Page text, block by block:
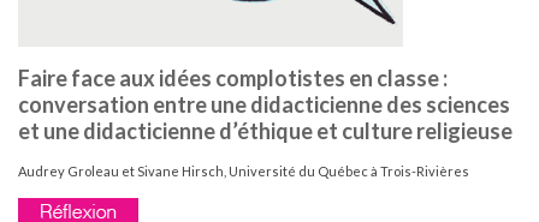
Faire face aux idées complotistes en classe :
conversation entre une didacticienne des sciences
et une didacticienne d’éthique et culture religieuse
Audrey Groleau et Sivane Hirsch, Université du Québec à Trois-Rivières